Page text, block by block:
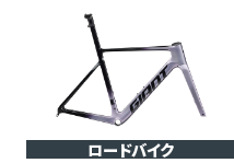
ロードバイク